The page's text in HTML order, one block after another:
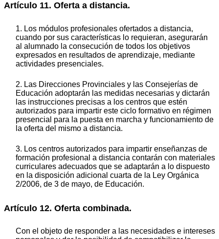
Artículo 11. Oferta a distancia.
1. Los módulos profesionales ofertados a distancia,
cuando por sus características lo requieran, asegurarán
al alumnado la consecución de todos los objetivos
expresados en resultados de aprendizaje, mediante
actividades presenciales.
2. Las Direcciones Provinciales y las Consejerías de
Educación adoptarán las medidas necesarias y dictarán
las instrucciones precisas a los centros que estén
autorizados para impartir este ciclo formativo en régimen
presencial para la puesta en marcha y funcionamiento de
la oferta del mismo a distancia.
3. Los centros autorizados para impartir enseñanzas de
formación profesional a distancia contarán con materiales
curriculares adecuados que se adaptarán a lo dispuesto
en la disposición adicional cuarta de la Ley Orgánica
2/2006, de 3 de mayo, de Educación.
Artículo 12. Oferta combinada.
Con el objeto de responder a las necesidades e intereses